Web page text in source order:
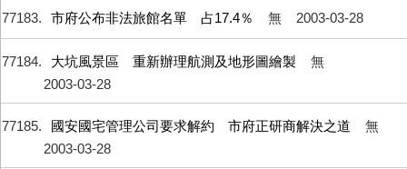
77183 市府公布非法旅館名單 占17.4％ 無 2003-03-28
77184 大坑風景區 重新辦理航測及地形圖繪製
無
2003-03-28
77185 國安國宅管理公司要求解約 市府正研商解決之道
無
2003-03-28